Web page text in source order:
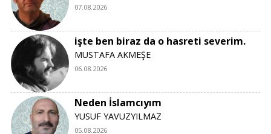
07.08.2026
işte ben biraz da o hasreti severim.
MUSTAFA AKMEŞE
06.08.2026
Neden İslamcıyım
YUSUF YAVUZYILMAZ
05.08.2026